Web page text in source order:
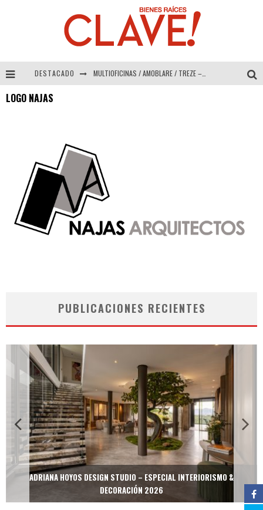
DESTACADO MULTIOFICINAS / AMOBLARE / TREZE – Especial Interiorismo & Decoración 2026
LOGO NAJAS
PUBLICACIONES RECIENTES
ADRIANA HOYOS DESIGN STUDIO – ESPECIAL INTERIORISMO &
DECORACIÓN 2026